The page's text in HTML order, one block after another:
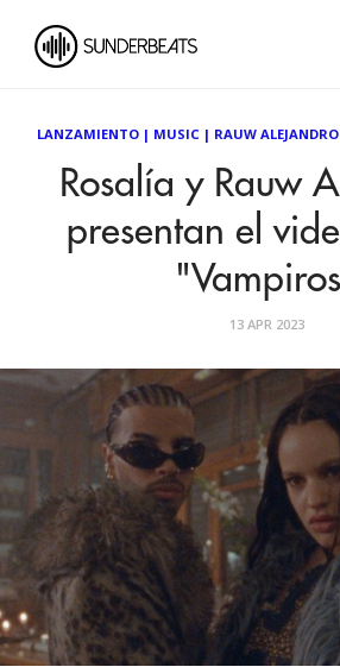
LANZAMIENTO| MUSIC| RAUW ALEJANDRO
Rosalía y Rauw
presentan el
13 APR 2023